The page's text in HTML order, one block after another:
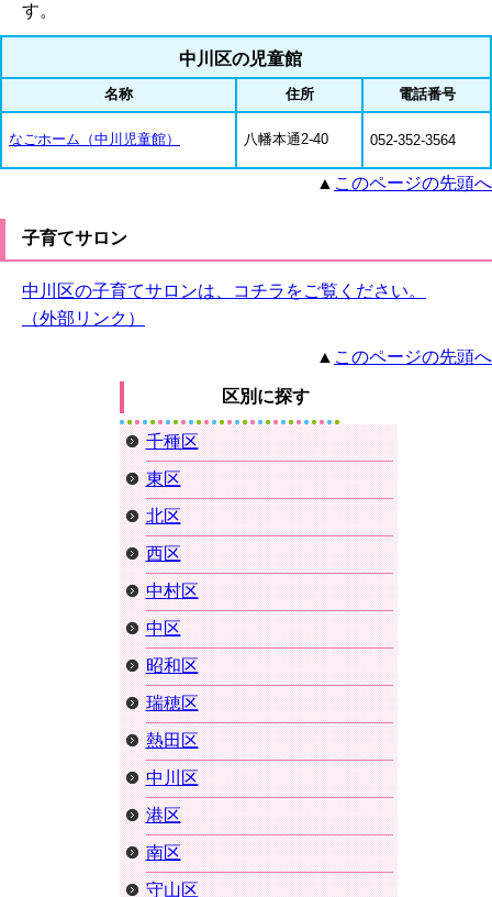
す。
中川区の児童館
名称 住所 電話番号
なごホーム（中川児童館） 八幡本通2-40 052-352-3564
▲ このページの先頭へ
子育てサロン
中川区の子育てサロンは、コチラをご覧ください。
（外部リンク）
▲ このページの先頭へ
区別に探す
千種区
東区
北区
西区
中村区
中区
昭和区
瑞穂区
熱田区
中川区
港区
南区
守山区